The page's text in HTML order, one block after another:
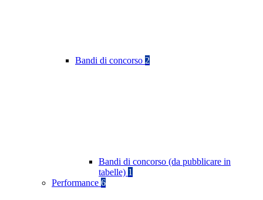
Bandi di concorso 2
Bandi di concorso (da pubblicare in
tabelle) 1
Performance 6